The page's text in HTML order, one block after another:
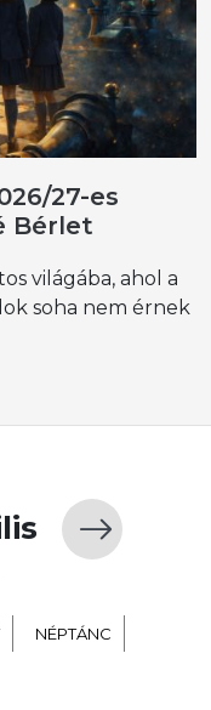
27-es
Bérlet
világába, ahol a
soha nem érnek
NÉPTÁNC